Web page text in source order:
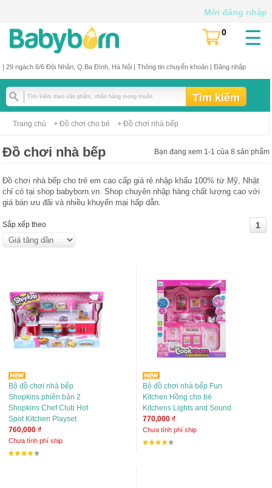
| 29 ngách 6/6 Đội Nhân, Q.Ba Đình, Hà Nội | Thông tin chuyển khoản| Đăng nhập
☰
(
0
Mời đăng nhập
Trang chủ Đồ chơi cho bé Đồ chơi nhà bếp
Đồ chơi nhà bếp Bạn đang xem 1-1 của 8 sản phẩm
Đồ chơi nhà bếp cho trẻ em cao cấp giá rẻ nhập khẩu 100% từ Mỹ, Nhật
chỉ có tại shop babyborn.vn. Shop chuyên nhập hàng chất lượng cao với
giá bán ưu đãi và nhiều khuyến mại hấp dẫn.
Sắp xếp theo 1
Bộ đồ chơi nhà bếp
Shopkins phiên bản 2
Shopkins Chef Club Hot
Spot Kitchen Playset
760,000 ₫
Chưa tính phí ship
Bộ đồ chơi nhà bếp Fun
Kitchen Hồng cho bé
Kitchens Lights and Sound
770,000 ₫
Chưa tính phí ship